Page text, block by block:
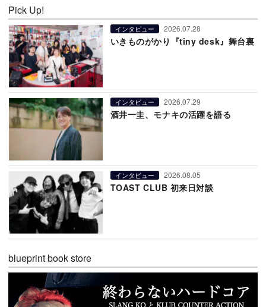
Pick Up!
インタビュー 2026.07.28
いきものがかり『tiny desk』舞台裏
インタビュー 2026.07.29
酒井一圭、モナキの活躍を語る
インタビュー 2026.08.05
TOAST CLUB 初来日対談
blueprint book store